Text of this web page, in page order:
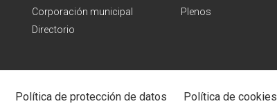
Corporación municipal
Directorio
Plenos
Política de protección de datos Política de cookies